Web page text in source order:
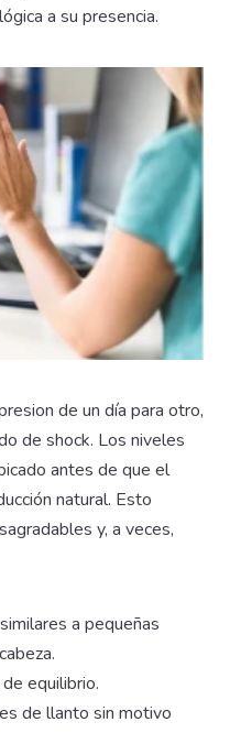
a su presencia.
de un día para otro,
de shock. Los niveles
antes de que el
natural. Esto
y, a veces,
a pequeñas
equilibrio.
de llanto sin motivo